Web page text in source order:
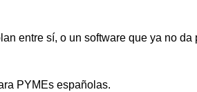
entre sí, o un software que ya no
PYMEs españolas.